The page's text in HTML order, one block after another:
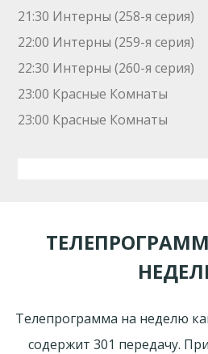
21:30 Интерны (258-я серия)
22:00 Интерны (259-я серия)
22:30 Интерны (260-я серия)
23:00 Красные Комнаты
23:00 Красные Комнаты
Телепрограмма на неделю
содержит 301 передачу.